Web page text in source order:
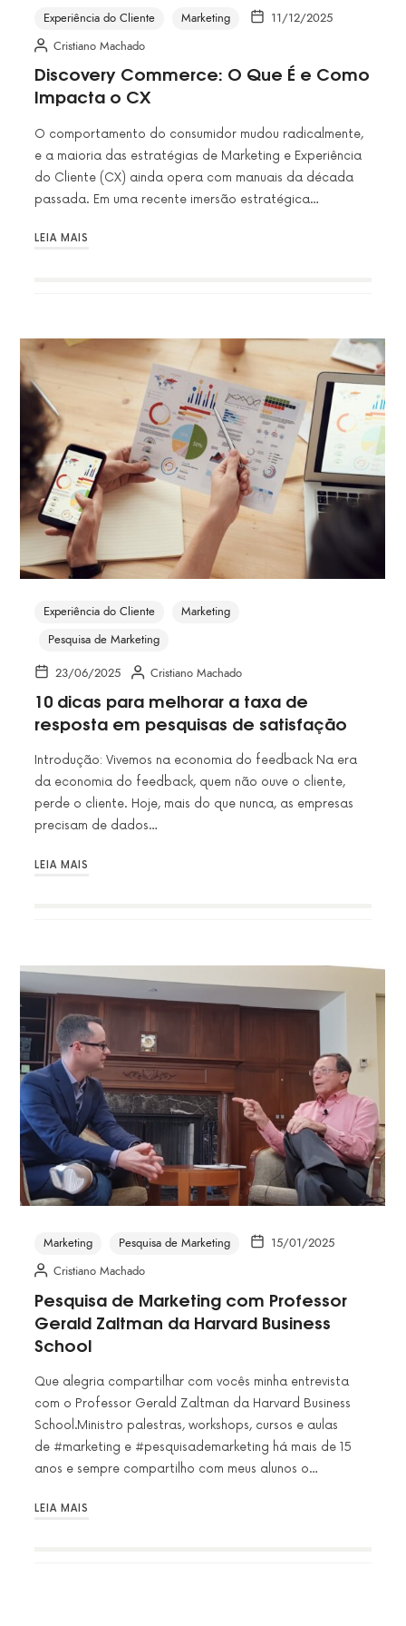
Experiência do Cliente Marketing
11/12/2025
Cristiano Machado
Discovery Commerce: O Que É e Como
Impacta o CX
O comportamento do consumidor mudou radicalmente,
e a maioria das estratégias de Marketing e Experiência
do Cliente (CX) ainda opera com manuais da década
passada. Em uma recente imersão estratégica…
LEIA MAIS
Experiência do Cliente
Marketing
Pesquisa de Marketing
23/06/2025 Cristiano Machado
10 dicas para melhorar a taxa de
resposta em pesquisas de satisfação
Introdução: Vivemos na economia do feedback Na era
da economia do feedback, quem não ouve o cliente,
perde o cliente. Hoje, mais do que nunca, as empresas
precisam de dados…
LEIA MAIS
Marketing Pesquisa de Marketing
15/01/2025
Cristiano Machado
Pesquisa de Marketing com Professor
Gerald Zaltman da Harvard Business
School
Que alegria compartilhar com vocês minha entrevista
com o Professor Gerald Zaltman da Harvard Business
School.Ministro palestras, workshops, cursos e aulas
de #marketing e #pesquisademarketing há mais de 15
anos e sempre compartilho com meus alunos o…
LEIA MAIS